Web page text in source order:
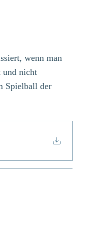
wenn man
und nicht
Spielball der